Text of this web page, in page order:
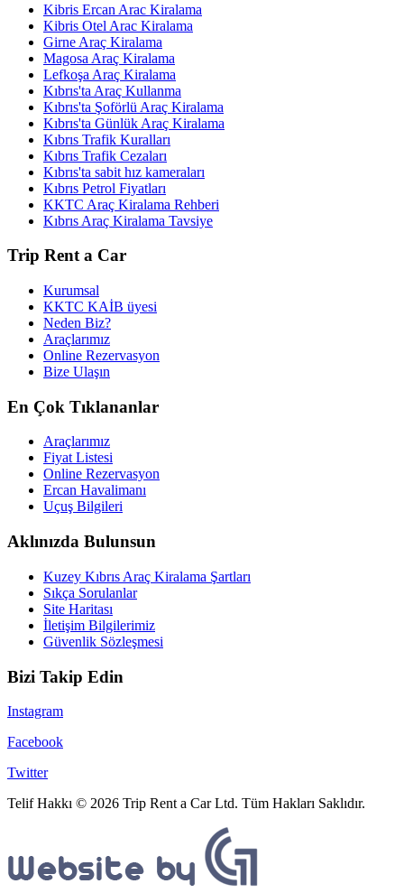
Kibris Ercan Arac Kiralama
Kibris Otel Arac Kiralama
Girne Araç Kiralama
Magosa Araç Kiralama
Lefkoşa Araç Kiralama
Kıbrıs'ta Araç Kullanma
Kıbrıs'ta Şoförlü Araç Kiralama
Kıbrıs'ta Günlük Araç Kiralama
Kıbrıs Trafik Kuralları
Kıbrıs Trafik Cezaları
Kıbrıs'ta sabit hız kameraları
Kıbrıs Petrol Fiyatları
KKTC Araç Kiralama Rehberi
Kıbrıs Araç Kiralama Tavsiye
Trip Rent a Car
Kurumsal
KKTC KAİB üyesi
Neden Biz?
Araçlarımız
Online Rezervasyon
Bize Ulaşın
En Çok Tıklananlar
Araçlarımız
Fiyat Listesi
Online Rezervasyon
Ercan Havalimanı
Uçuş Bilgileri
Aklınızda Bulunsun
Kuzey Kıbrıs Araç Kiralama Şartları
Sıkça Sorulanlar
Site Haritası
İletişim Bilgilerimiz
Güvenlik Sözleşmesi
Bizi Takip Edin
Instagram
Facebook
Twitter
Telif Hakkı © 2026 Trip Rent a Car Ltd. Tüm Hakları Saklıdır.